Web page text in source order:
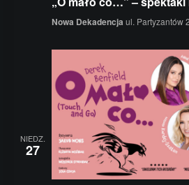
Nowa Dekadencja ul. Partyzantów
NIEDZ.
27